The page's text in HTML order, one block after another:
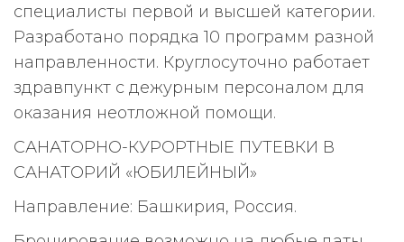
специалисты первой и высшей категории.
Разработано порядка 10 программ разной
направленности. Круглосуточно работает
здравпункт с дежурным персоналом для
оказания неотложной помощи.
САНАТОРНО-КУРОРТНЫЕ ПУТЕВКИ В
САНАТОРИЙ «ЮБИЛЕЙНЫЙ»
Направление: Башкирия, Россия.